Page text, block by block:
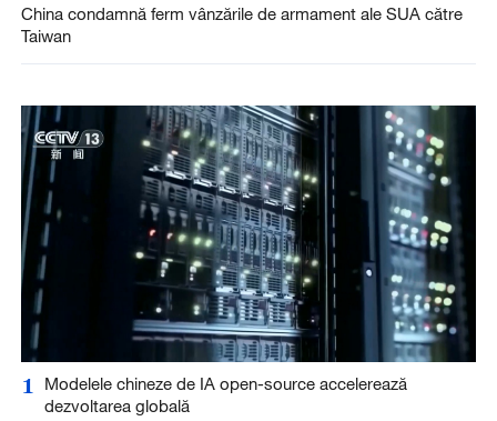
China condamnă ferm vânzările de armament ale SUA către
Taiwan
1
Modelele chineze de IA open-source accelerează
dezvoltarea globală